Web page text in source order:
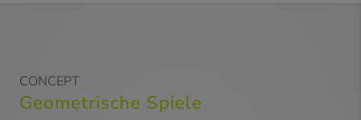
CONCEPT
Geometrische Spiele